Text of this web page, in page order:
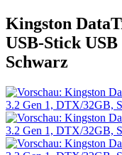
Kingston
USB-Stick
Schwarz